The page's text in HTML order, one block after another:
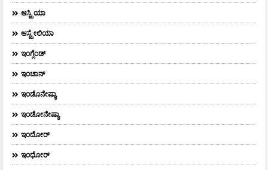
ಆಸ್ಟ್ರಿಯಾ
ಆಸ್ಟ್ರೇಲಿಯಾ
ಇಂಗ್ಲೆಂಡ್
ಇಂಚಾನ್
ಇಂಡೊನೇಷ್ಯಾ
ಇಂಡೋನೇಷ್ಯಾ
ಇಂದೋರ್
ಇಂಧೋರ್